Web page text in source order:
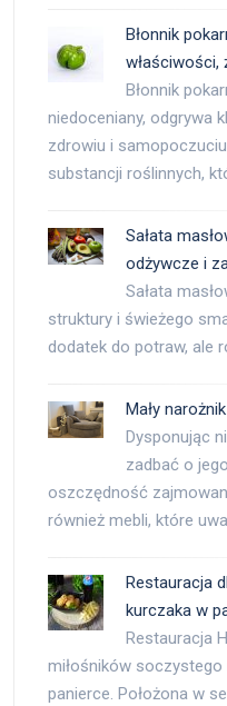
Błonnik
właściwości,
Błonnik
niedoceniany, odgrywa
zdrowiu i
substancji roślinnych,
Sałata
odżywcze i
Sałata
struktury i świeżego
dodatek do potraw, ale
Mały
Dysponując
zadbać o
oszczędność
również mebli, które
Restauracja
kurczaka w
Restauracja
miłośników
panierce. Położona w